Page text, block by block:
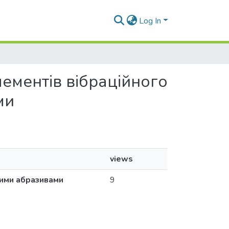
Log In
вібраційного
views
абразивами
9